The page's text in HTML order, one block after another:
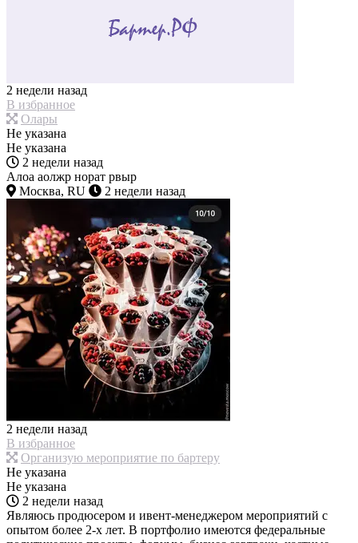
2 недели назад
В избранное
Олары
Не указана
Не указана
2 недели назад
Алоа аолжр норат рвыр
Москва, RU
2 недели назад
2 недели назад
В избранное
Организую мероприятие по бартеру
Не указана
Не указана
2 недели назад
Являюсь продюсером и ивент-менеджером мероприятий с
опытом более 2-х лет. В портфолио имеются федеральные